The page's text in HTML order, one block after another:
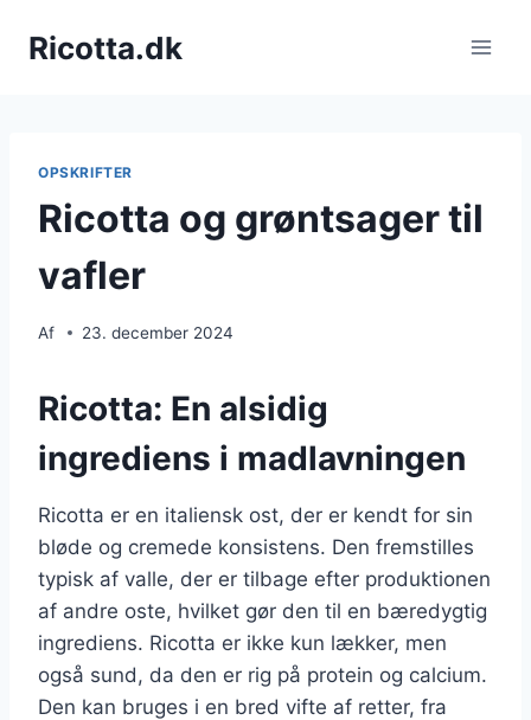
Ricotta.dk
OPSKRIFTER
Ricotta og grøntsager til
vafler
Af 23. december 2024
Ricotta: En alsidig
ingrediens i madlavningen
Ricotta er en italiensk ost, der er kendt for sin
bløde og cremede konsistens. Den fremstilles
typisk af valle, der er tilbage efter produktionen
af andre oste, hvilket gør den til en bæredygtig
ingrediens. Ricotta er ikke kun lækker, men
også sund, da den er rig på protein og calcium.
Den kan bruges i en bred vifte af retter, fra